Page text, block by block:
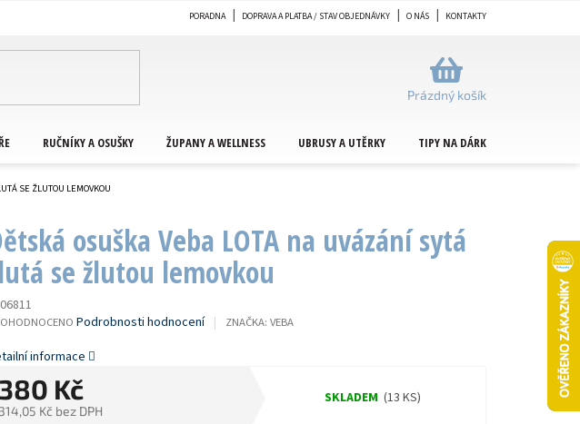
PORADNA DOPRAVA A PLATBA / STAV OBJEDNÁVKY O NÁS KONTAKTY
NÁKUPNÍ
KOŠÍK
Prázdný košík
RUČNÍKY A OSUŠKY ŽUPANY A WELLNESS UBRUSY A UTĚRKY TIPY NA DÁRKY
SE ŽLUTOU LEMOVKOU
osuška Veba LOTA na uvázání sytá
se žlutou lemovkou
Podrobnosti hodnocení ZNAČKA: VEBA
380 Kč
Kč bez DPH
SKLADEM (13 KS)
informace